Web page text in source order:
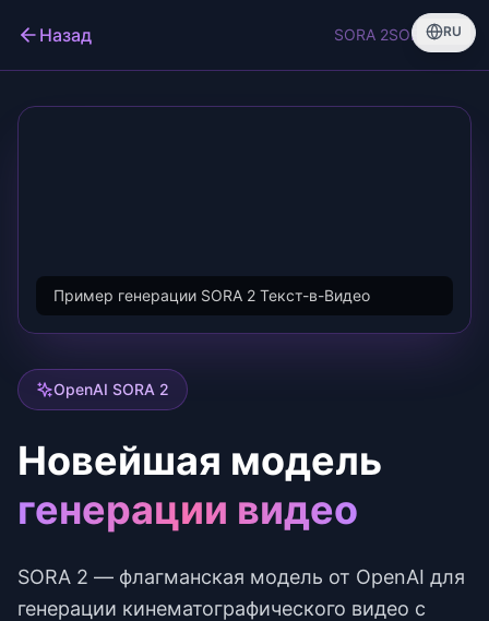
Назад SORA 2SORA 2 Pro
OpenAI SORA 2
Новейшая модель
генерации видео
SORA 2 — флагманская модель от OpenAI для
генерации кинематографического видео с
Пример генерации SORA 2 Текст-в-Видео
RU